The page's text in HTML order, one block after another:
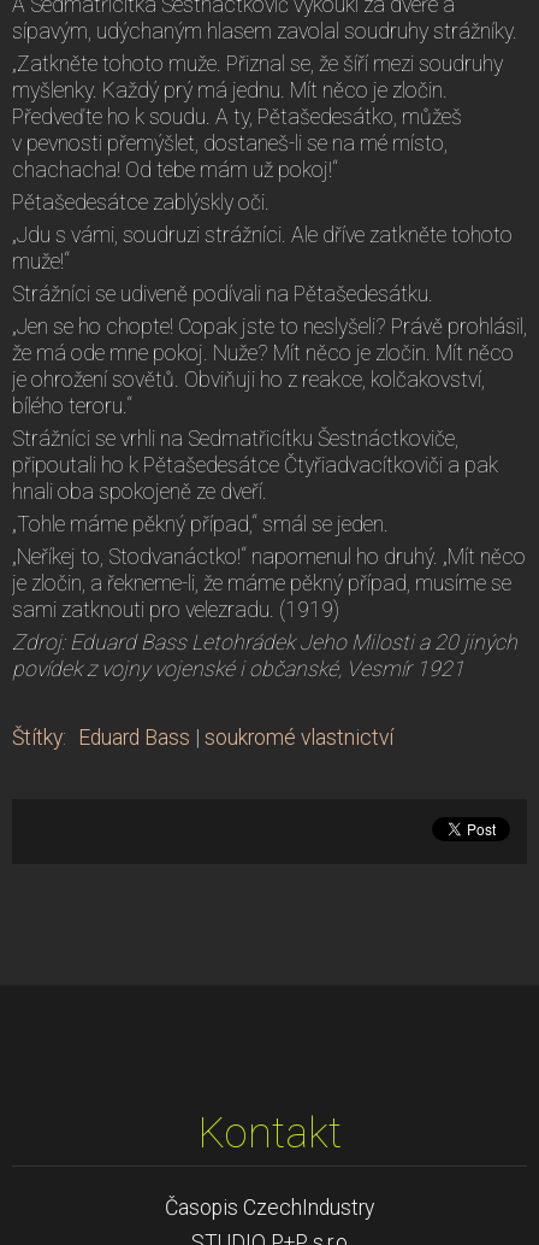
sípavým, udýchaným hlasem zavolal soudruhy strážníky.
„Zatkněte tohoto muže. Přiznal se, že šíří mezi soudruhy
myšlenky. Každý prý má jednu. Mít něco je zločin.
Předveďte ho k soudu. A ty, Pětašedesátko, můžeš
v pevnosti přemýšlet, dostaneš-li se na mé místo,
chachacha! Od tebe mám už pokoj!“
Pětašedesátce zablýskly oči.
„Jdu s vámi, soudruzi strážníci. Ale dříve zatkněte tohoto
muže!“
Strážníci se udiveně podívali na Pětašedesátku.
„Jen se ho chopte! Copak jste to neslyšeli? Právě prohlásil,
že má ode mne pokoj. Nuže? Mít něco je zločin. Mít něco
je ohrožení sovětů. Obviňuji ho z reakce, kolčakovství,
bílého teroru.“
Strážníci se vrhli na Sedmatřicítku Šestnáctkoviče,
připoutali ho k Pětašedesátce Čtyřiadvacítkoviči a pak
hnali oba spokojeně ze dveří.
„Tohle máme pěkný případ,“ smál se jeden.
„Neříkej to, Stodvanáctko!“ napomenul ho druhý. „Mít něco
je zločin, a řekneme-li, že máme pěkný případ, musíme se
sami zatknouti pro velezradu. (1919)
Zdroj: Eduard Bass Letohrádek Jeho Milosti a 20 jiných
povídek z vojny vojenské i občanské, Vesmír 1921
Štítky: Eduard Bass | soukromé vlastnictví
Kontakt
Časopis CzechIndustry